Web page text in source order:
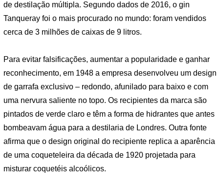
de destilação múltipla. Segundo dados de 2016, o gin
Tanqueray foi o mais procurado no mundo: foram vendidos
cerca de 3 milhões de caixas de 9 litros.
Para evitar falsificações, aumentar a popularidade e ganhar
reconhecimento, em 1948 a empresa desenvolveu um design
de garrafa exclusivo – redondo, afunilado para baixo e com
uma nervura saliente no topo. Os recipientes da marca são
pintados de verde claro e têm a forma de hidrantes que antes
bombeavam água para a destilaria de Londres. Outra fonte
afirma que o design original do recipiente replica a aparência
de uma coqueteleira da década de 1920 projetada para
misturar coquetéis alcoólicos.